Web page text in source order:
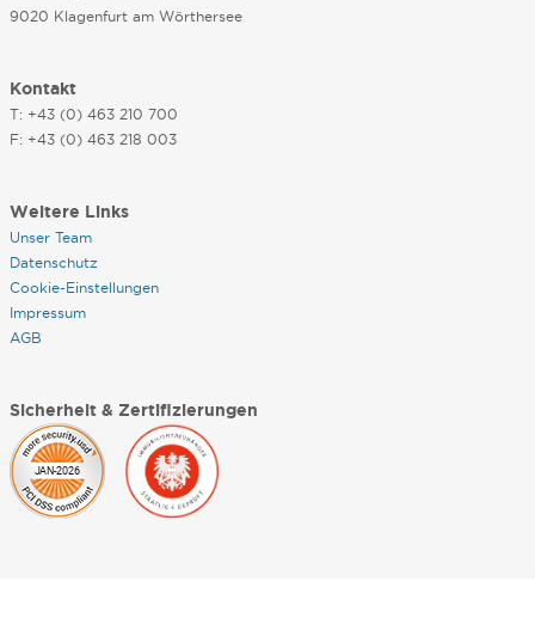
9020 Klagenfurt am Wörthersee
Kontakt
T: +43 (0) 463 210 700
F: +43 (0) 463 218 003
Weitere Links
Unser Team
Datenschutz
Cookie-Einstellungen
Impressum
AGB
Sicherheit & Zertifizierungen